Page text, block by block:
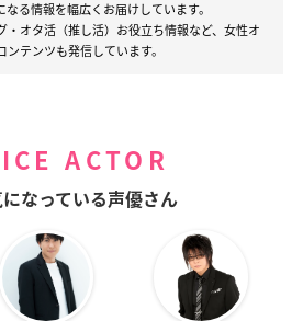
る情報を幅広くお届けしています。
・オタ活（推し活）お役立ち情報など、女性オ
テンツも発信しています。
ACTOR
なっている声優さん